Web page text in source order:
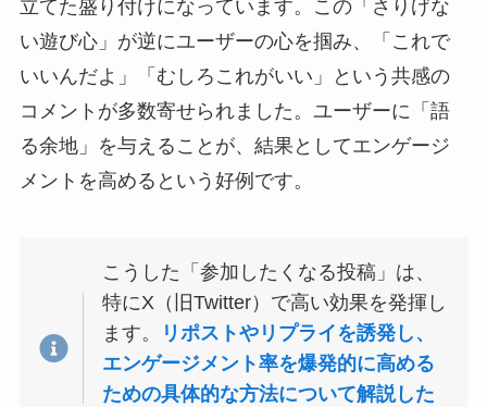
立てた盛り付けになっています。この「さりげな
い遊び心」が逆にユーザーの心を掴み、「これで
いいんだよ」「むしろこれがいい」という共感の
コメントが多数寄せられました。ユーザーに「語
る余地」を与えることが、結果としてエンゲージ
メントを高めるという好例です。
こうした「参加したくなる投稿」は、
特にX（旧Twitter）で高い効果を発揮し
ます。
リポストやリプライを誘発し、
エンゲージメント率を爆発的に高める
ための具体的な方法について解説した